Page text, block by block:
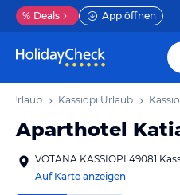
% Deals App öffnen
Urlaub Kassiopi Urlaub
Aparthotel
VOTANA KASSIOPI 49081
Auf Karte anzeigen